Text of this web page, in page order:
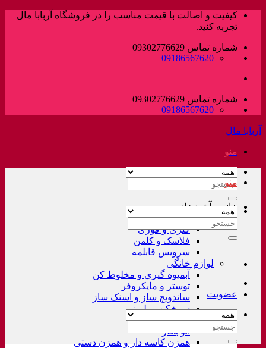
پرش
کیفیت و اصالت با قیمت مناسب را در فروشگاه آربابا مال
تجربه کنید.
شماره تماس 09302776629
09186567620
شماره تماس 09302776629
09186567620
آربابا مال
منو
جستجو
خانه و آشپزخانه
لوازم خانگی غیر برقی
کتری و قوری
فلاسک و کلمن
سرویس قابلمه
لوازم خانگی
آبمیوه گیری و مخلوط کن
توستر و مایکروفر
ساندویچ ساز و اسنک ساز
سرخکن و پلوپز
غذاساز
اتو بخار
همزن کاسه دار و همزن دستی
منو
جستجو
عضویت
جستجو